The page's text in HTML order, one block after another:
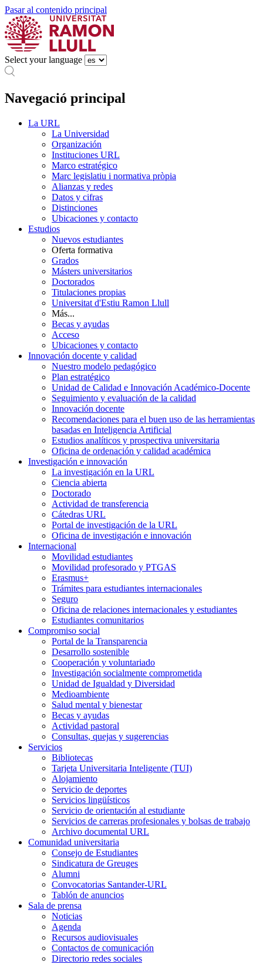
Pasar al contenido principal
Select your language
Navegació principal
La URL
La Universidad
Organización
Instituciones URL
Marco estratégico
Marc legislatiu i normativa pròpia
Alianzas y redes
Datos y cifras
Distinciones
Ubicaciones y contacto
Estudios
Nuevos estudiantes
Oferta formativa
Grados
Másters universitarios
Doctorados
Titulaciones propias
Universitat d'Estiu Ramon Llull
Más...
Becas y ayudas
Acceso
Ubicaciones y contacto
Innovación docente y calidad
Nuestro modelo pedagógico
Plan estratégico
Unidad de Calidad e Innovación Académico-Docente
Seguimiento y evaluación de la calidad
Innovación docente
Recomendaciones para el buen uso de las herramientas
basadas en Inteligencia Artificial
Estudios analíticos y prospectiva universitaria
Oficina de ordenación y calidad académica
Investigación e innovación
La investigación en la URL
Ciencia abierta
Doctorado
Actividad de transferencia
Cátedras URL
Portal de investigación de la URL
Oficina de investigación e innovación
Internacional
Movilidad estudiantes
Movilidad profesorado y PTGAS
Erasmus+
Trámites para estudiantes internacionales
Seguro
Oficina de relaciones internacionales y estudiantes
Estudiantes comunitarios
Compromiso social
Portal de la Transparencia
Desarrollo sostenible
Cooperación y voluntariado
Investigación socialmente comprometida
Unidad de Igualdad y Diversidad
Medioambiente
Salud mental y bienestar
Becas y ayudas
Actividad pastoral
Consultas, quejas y sugerencias
Servicios
Bibliotecas
Tarjeta Universitaria Inteligente (TUI)
Alojamiento
Servicio de deportes
Servicios lingüísticos
Servicio de orientación al estudiante
Servicios de carreras profesionales y bolsas de trabajo
Archivo documental URL
Comunidad universitaria
Consejo de Estudiantes
Sindicatura de Greuges
Alumni
Convocatorias Santander-URL
Tablón de anuncios
Sala de prensa
Noticias
Agenda
Recursos audiovisuales
Contactos de comunicación
Directorio redes sociales